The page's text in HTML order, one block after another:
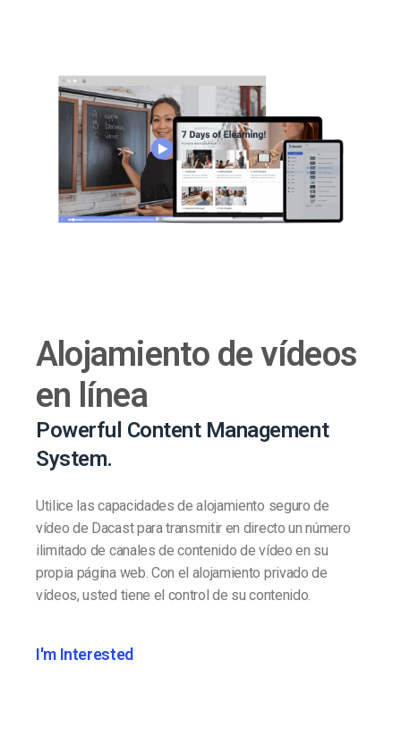
Alojamiento de vídeos
en línea
Powerful Content Management
System.
Utilice las capacidades de alojamiento seguro de
vídeo de Dacast para transmitir en directo un número
ilimitado de canales de contenido de vídeo en su
propia página web. Con el alojamiento privado de
vídeos, usted tiene el control de su contenido.
I'm Interested